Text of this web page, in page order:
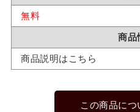
無料
商品
商品説明はこちら
この商品につ